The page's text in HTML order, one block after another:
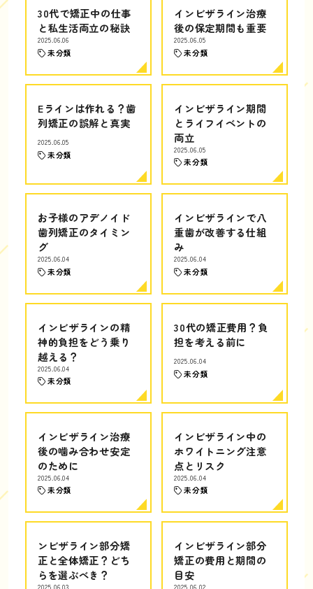
30代で矯正中の仕事
と私生活両立の秘訣
2025.06.06
未分類
インビザライン治療
後の保定期間も重要
2025.06.05
未分類
Eラインは作れる？歯
列矯正の誤解と真実
2025.06.05
未分類
インビザライン期間
とライフイベントの
両立
2025.06.05
未分類
お子様のアデノイド
歯列矯正のタイミン
グ
2025.06.04
未分類
インビザラインで八
重歯が改善する仕組
み
2025.06.04
未分類
インビザラインの精
神的負担をどう乗り
越える？
2025.06.04
未分類
30代の矯正費用？負
担を考える前に
2025.06.04
未分類
インビザライン治療
後の噛み合わせ安定
のために
2025.06.04
未分類
インビザライン中の
ホワイトニング注意
点とリスク
2025.06.04
未分類
ンビザライン部分矯
正と全体矯正？どち
らを選ぶべき？
インビザライン部分
矯正の費用と期間の
目安